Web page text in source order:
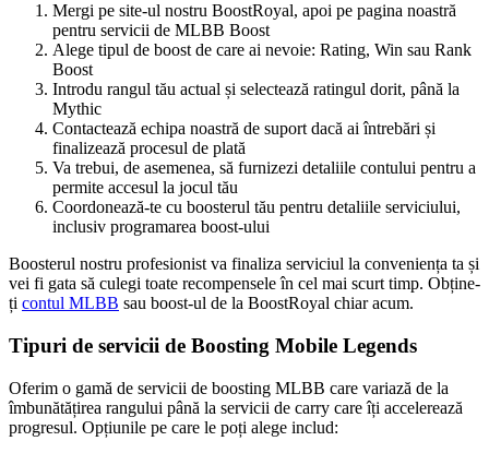
Mergi pe site-ul nostru BoostRoyal, apoi pe pagina noastră
pentru servicii de MLBB Boost
Alege tipul de boost de care ai nevoie: Rating, Win sau Rank
Boost
Introdu rangul tău actual și selectează ratingul dorit, până la
Mythic
Contactează echipa noastră de suport dacă ai întrebări și
finalizează procesul de plată
Va trebui, de asemenea, să furnizezi detaliile contului pentru a
permite accesul la jocul tău
Coordonează-te cu boosterul tău pentru detaliile serviciului,
inclusiv programarea boost-ului
Boosterul nostru profesionist va finaliza serviciul la conveniența ta și
vei fi gata să culegi toate recompensele în cel mai scurt timp. Obține-
ți contul MLBB sau boost-ul de la BoostRoyal chiar acum.
Tipuri de servicii de Boosting Mobile Legends
Oferim o gamă de servicii de boosting MLBB care variază de la
îmbunătățirea rangului până la servicii de carry care îți accelerează
progresul. Opțiunile pe care le poți alege includ: